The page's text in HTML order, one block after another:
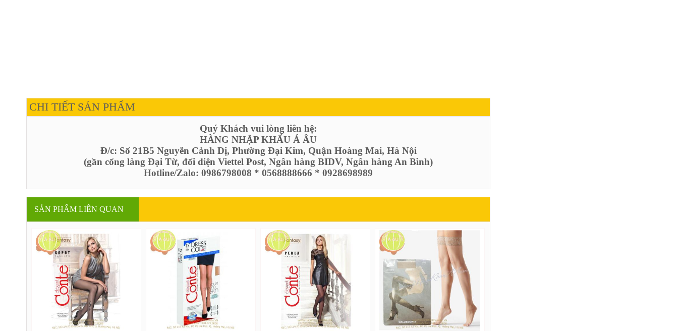
CHI TIẾT SẢN PHẨM
Quý Khách vui lòng liên hệ:
HÀNG NHẬP KHẨU Á ÂU
Đ/c: Số 21B5 Nguyễn Cảnh Dị, Phường Đại Kim, Quận Hoàng Mai, Hà Nội
(gần cổng làng Đại Từ, đối diện Viettel Post, Ngân hàng BIDV, Ngân hàng An Bình)
Hotline/Zalo: 0986798008 * 0568888666 * 0928698989
SẢN PHẨM LIÊN QUAN